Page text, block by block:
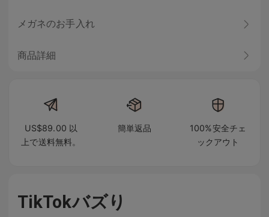
メガネのお手入れ
商品詳細
US$89.00 以
上で送料無料。
簡単返品
100%安全チェ
ックアウト
TikTokバズり